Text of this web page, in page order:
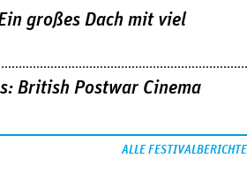
großes Dach mit viel
British Postwar Cinema
ALLE FESTIVALBERICHTE